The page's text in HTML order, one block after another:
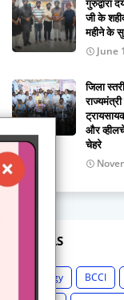
गुरुद्वारा
जी के
महीने के
June
जिला
और
चेहरे
LABELS
Astrology BCCI